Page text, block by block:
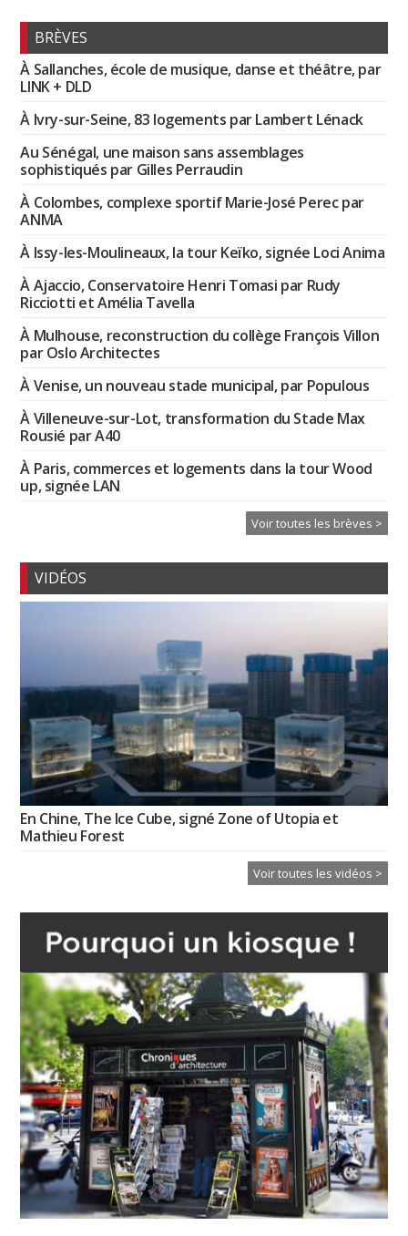
BRÈVES
À Sallanches, école de musique, danse et théâtre, par
LINK + DLD
À Ivry-sur-Seine, 83 logements par Lambert Lénack
Au Sénégal, une maison sans assemblages
sophistiqués par Gilles Perraudin
À Colombes, complexe sportif Marie-José Perec par
ANMA
À Issy-les-Moulineaux, la tour Keïko, signée Loci Anima
À Ajaccio, Conservatoire Henri Tomasi par Rudy
Ricciotti et Amélia Tavella
À Mulhouse, reconstruction du collège François Villon
par Oslo Architectes
À Venise, un nouveau stade municipal, par Populous
À Villeneuve-sur-Lot, transformation du Stade Max
Rousié par A40
À Paris, commerces et logements dans la tour Wood
up, signée LAN
Voir toutes les brèves >
VIDÉOS
En Chine, The Ice Cube, signé Zone of Utopia et
Mathieu Forest
Voir toutes les vidéos >